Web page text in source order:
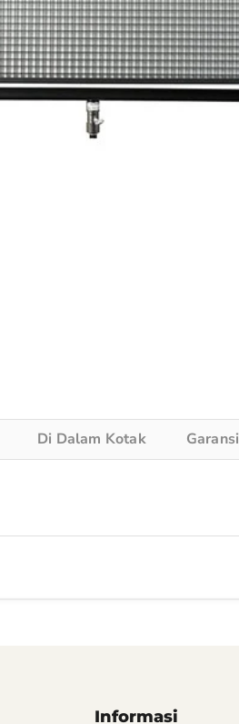
Di Dalam Kotak Garansi
Informasi